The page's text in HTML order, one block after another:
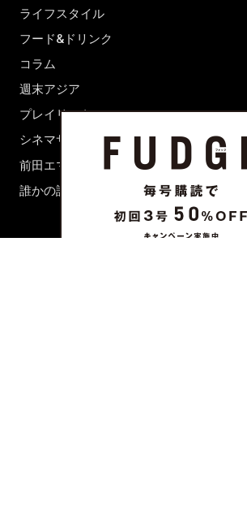
ライフスタイル
フード&ドリンク
コラム
週末アジア
プレイリスト
シネマサロン
前田エマの東京ぐるり
誰かの話
FORTUNE